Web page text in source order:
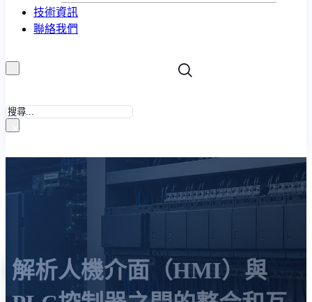
技術資訊
聯絡我們
搜
×
解析人機介面（HMI）與